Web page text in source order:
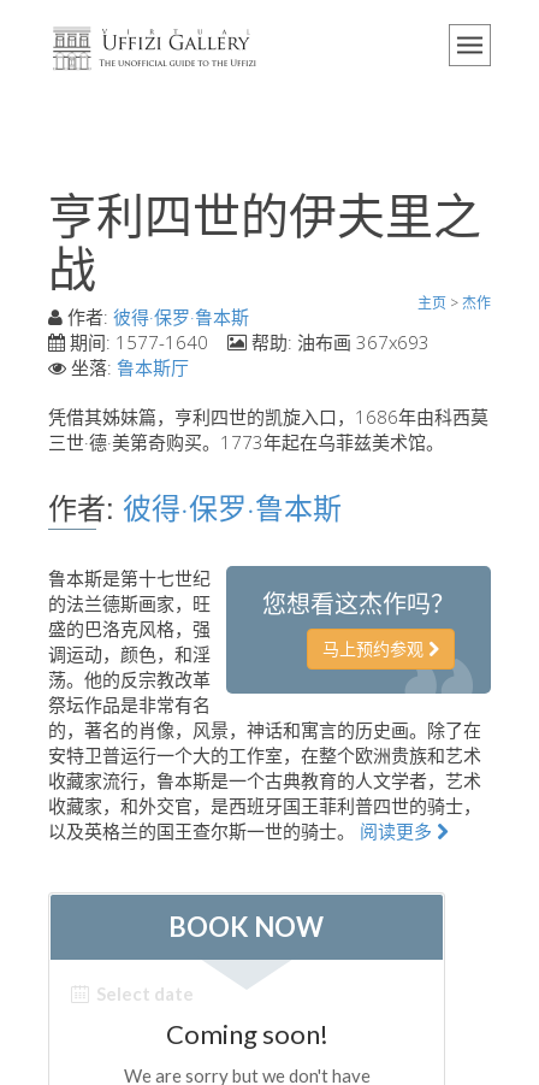
主页
活动 & 展览
联系我们
参观乌菲兹
虚拟之旅
展示室
艺术家
新展示室厅
佛罗伦萨博物馆
巴杰罗美术馆
学院美术馆
巴拉丁画廊
美第奇教堂
考古学博物馆
宝石加工博物馆
伽利略博物馆
Boboli Gardens
亨利四世的伊夫里之
战
主页 >杰作
作者: 彼得·保罗·鲁本斯
期间: 1577-1640 帮助: 油布画 367x693
坐落: 鲁本斯厅
凭借其姊妹篇，亨利四世的凯旋入口，1686年由科西莫
三世·德·美第奇购买。1773年起在乌菲兹美术馆。
作者: 彼得·保罗·鲁本斯
您想看这杰作吗？
马上预约参观
鲁本斯是第十七世纪
的法兰德斯画家，旺
盛的巴洛克风格，强
调运动，颜色，和淫
荡。他的反宗教改革
祭坛作品是非常有名
的，著名的肖像，风景，神话和寓言的历史画。除了在
安特卫普运行一个大的工作室，在整个欧洲贵族和艺术
收藏家流行，鲁本斯是一个古典教育的人文学者，艺术
收藏家，和外交官，是西班牙国王菲利普四世的骑士，
以及英格兰的国王查尔斯一世的骑士。 阅读更多